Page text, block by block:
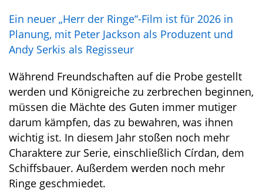
Ein neuer „Herr der Ringe“-Film ist für 2026 in
Planung, mit Peter Jackson als Produzent und
Andy Serkis als Regisseur
Während Freundschaften auf die Probe gestellt
werden und Königreiche zu zerbrechen beginnen,
müssen die Mächte des Guten immer mutiger
darum kämpfen, das zu bewahren, was ihnen
wichtig ist. In diesem Jahr stoßen noch mehr
Charaktere zur Serie, einschließlich Círdan, dem
Schiffsbauer. Außerdem werden noch mehr
Ringe geschmiedet.